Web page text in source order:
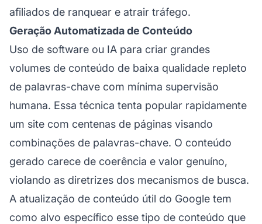
afiliados de ranquear e atrair tráfego.
Geração Automatizada de Conteúdo
Uso de software ou IA para criar grandes
volumes de conteúdo de baixa qualidade repleto
de palavras-chave com mínima supervisão
humana. Essa técnica tenta popular rapidamente
um site com centenas de páginas visando
combinações de palavras-chave. O conteúdo
gerado carece de coerência e valor genuíno,
violando as diretrizes dos mecanismos de busca.
A atualização de conteúdo útil do Google tem
como alvo específico esse tipo de conteúdo que